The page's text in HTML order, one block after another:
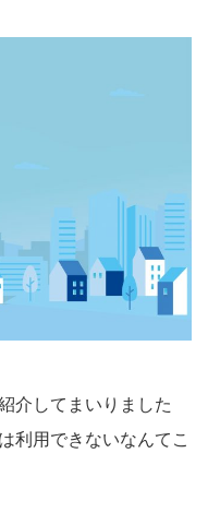
介してまいりました
利用できないなんてこ